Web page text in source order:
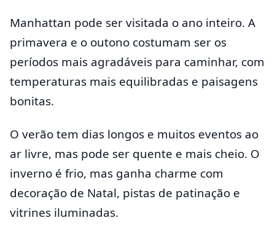
Manhattan pode ser visitada o ano inteiro. A
primavera e o outono costumam ser os
períodos mais agradáveis para caminhar, com
temperaturas mais equilibradas e paisagens
bonitas.
O verão tem dias longos e muitos eventos ao
ar livre, mas pode ser quente e mais cheio. O
inverno é frio, mas ganha charme com
decoração de Natal, pistas de patinação e
vitrines iluminadas.